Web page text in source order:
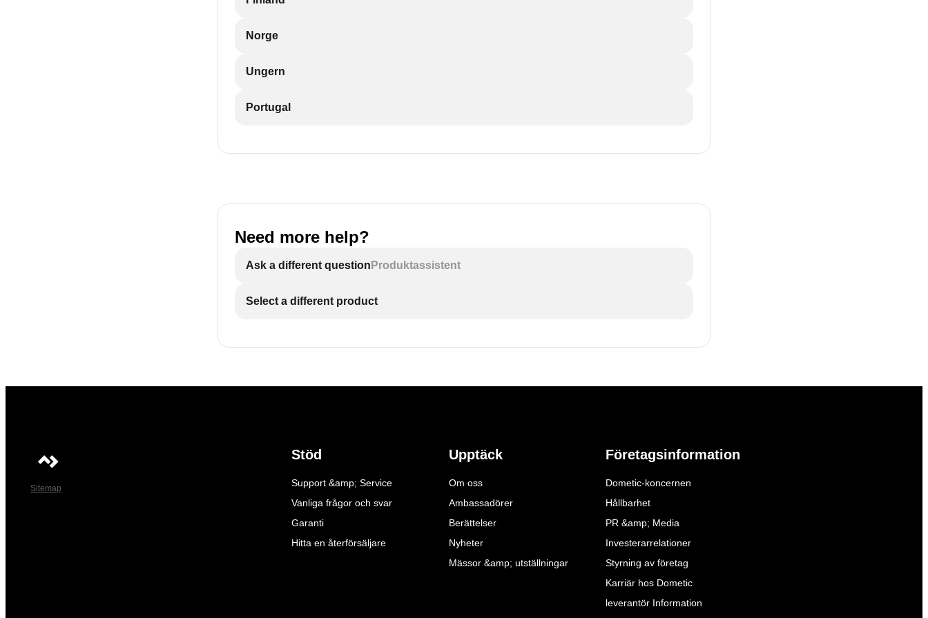
Norge
Ungern
Portugal
Need more help?
Ask a different question Produktassistent
Select a different product
Sitemap
Stöd
Support &amp; Service
Vanliga frågor och svar
Garanti
Hitta en återförsäljare
Upptäck
Om oss
Ambassadörer
Berättelser
Nyheter
Mässor &amp; utställningar
Företagsinformation
Dometic-koncernen
Hållbarhet
PR &amp; Media
Investerarrelationer
Styrning av företag
Karriär hos Dometic
leverantör Information